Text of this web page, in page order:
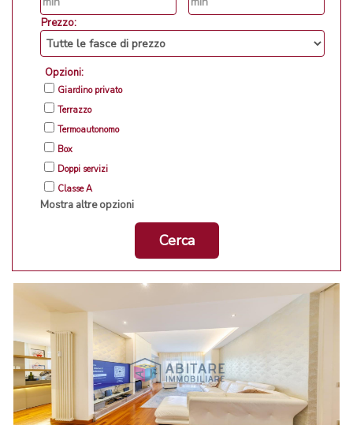
Prezzo:
Opzioni:
Giardino privato
Terrazzo
Termoautonomo
Box
Doppi servizi
Classe A
Mostra altre opzioni
Cerca